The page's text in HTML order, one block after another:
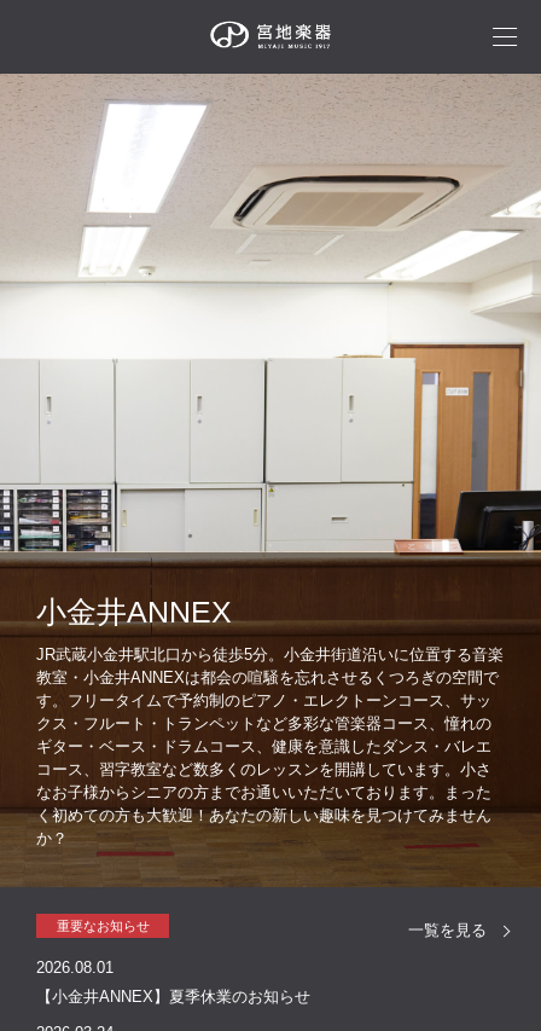
小金井ANNEX
JR武蔵小金井駅北口から徒歩5分。小金井街道沿いに位置する音楽
教室・小金井ANNEXは都会の喧騒を忘れさせるくつろぎの空間で
す。フリータイムで予約制のピアノ・エレクトーンコース、サッ
クス・フルート・トランペットなど多彩な管楽器コース、憧れの
ギター・ベース・ドラムコース、健康を意識したダンス・バレエ
コース、習字教室など数多くのレッスンを開講しています。小さ
なお子様からシニアの方までお通いいただいております。まった
く初めての方も大歓迎！あなたの新しい趣味を見つけてみません
か？
重要なお知らせ
2026.08.01
【小金井ANNEX】夏季休業のお知らせ
一覧を見る